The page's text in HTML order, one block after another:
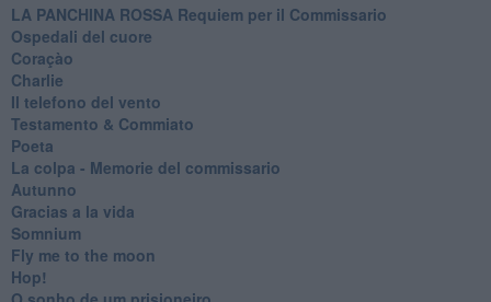
​LA PANCHINA ROSSA Requiem per il Commissario
Ospedali del cuore
Coraçào
Charlie
Il telefono del vento
Testamento & Commiato
Poeta
​La colpa - Memorie del commissario
Autunno
Gracias a la vida
Somnium
Fly me to the moon
Hop!